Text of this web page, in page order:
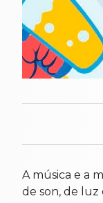
A música e a
de son, de